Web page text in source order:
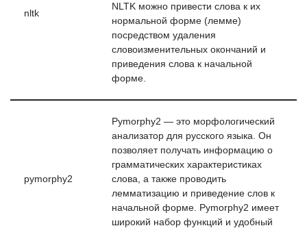
nltk
NLTK можно привести слова к их
нормальной форме (лемме)
посредством удаления
словоизменительных окончаний и
приведения слова к начальной
форме.
pymorphy2
Pymorphy2 — это морфологический
анализатор для русского языка. Он
позволяет получать информацию о
грамматических характеристиках
слова, а также проводить
лемматизацию и приведение слов к
начальной форме. Pymorphy2 имеет
широкий набор функций и удобный